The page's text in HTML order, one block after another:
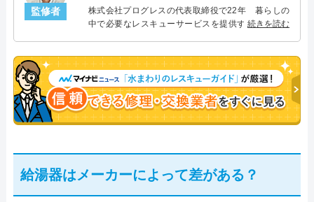
監修者
株式会社プログレスの代表取締役で22年 暮らしの
中で必要なレスキューサービスを提供する株式会社
決。多くのお客様に信頼される「給湯器」のスペシ
ャリスト。
続きを読む
給湯器はメーカーによって差がある？